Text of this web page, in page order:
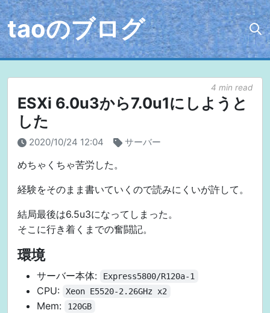
taoのブログ
4 min read
ESXi 6.0u3から7.0u1にしようと
した
2020/10/24 12:04 サーバー
めちゃくちゃ苦労した。
経験をそのまま書いていくので読みにくいが許して。
結局最後は6.5u3になってしまった。
そこに行き着くまでの奮闘記。
環境
サーバー本体: Express5800/R120a-1
CPU: Xeon E5520-2.26GHz x2
Mem: 120GB